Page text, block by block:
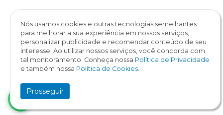
Todos os direitos reservados
Nós usamos cookies e outras tecnologias semelhantes
para melhorar a sua experiência em nossos serviços,
personalizar publicidade e recomendar conteúdo de seu
interesse. Ao utilizar nossos serviços, você concorda com
tal monitoramento. Conheça nossa Política de Privacidade
e também nossa Política de Cookies.
Prosseguir